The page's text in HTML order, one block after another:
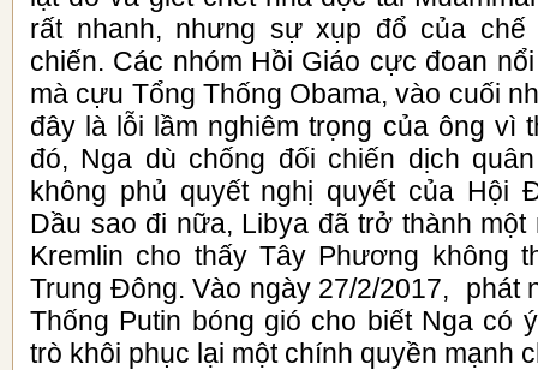
rất nhanh, nhưng sự xụp đổ của
chiến. Các nhóm Hồi Giáo cực đoan
mà cựu Tổng Thống Obama, vào cuối
đây là lỗi lầm nghiêm trọng của ông vì
đó, Nga dù chống đối chiến dịch
không phủ quyết nghị quyết của Hội
Dầu sao đi nữa, Libya đã trở thành
Kremlin cho thấy Tây Phương không
Trung Đông. Vào ngày 27/2/2017, phát
Thống Putin bóng gió cho biết Nga có
trò khôi phục lại một chính quyền mạnh